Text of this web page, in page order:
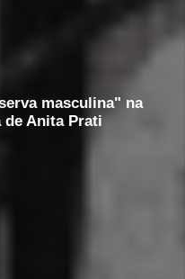
masculina" na
de Anita Prati